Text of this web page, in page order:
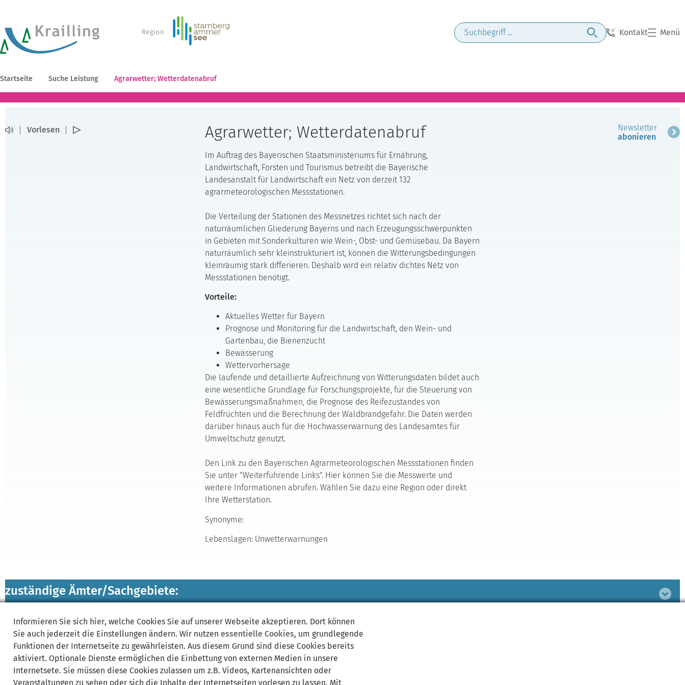
Kontakt Menü
Startseite Suche Leistung Agrarwetter; Wetterdatenabruf
Vorlesen Agrarwetter; Wetterdatenabruf
Im Auftrag des Bayerischen Staatsministeriums für Ernährung,
Landwirtschaft, Forsten und Tourismus betreibt die Bayerische
Landesanstalt für Landwirtschaft ein Netz von derzeit 132
agrarmeteorologischen Messstationen.
Die Verteilung der Stationen des Messnetzes richtet sich nach der
naturräumlichen Gliederung Bayerns und nach Erzeugungsschwerpunkten
in Gebieten mit Sonderkulturen wie Wein-, Obst- und Gemüsebau. Da Bayern
naturräumlich sehr kleinstrukturiert ist, können die Witterungsbedingungen
kleinräumig stark differieren. Deshalb wird ein relativ dichtes Netz von
Messstationen benötigt.
Vorteile:
Aktuelles Wetter für Bayern
Prognose und Monitoring für die Landwirtschaft, den Wein- und
Gartenbau, die Bienenzucht
Bewässerung
Wettervorhersage
Die laufende und detaillierte Aufzeichnung von Witterungsdaten bildet auch
eine wesentliche Grundlage für Forschungsprojekte, für die Steuerung von
Bewässerungsmaßnahmen, die Prognose des Reifezustandes von
Feldfrüchten und die Berechnung der Waldbrandgefahr. Die Daten werden
darüber hinaus auch für die Hochwasserwarnung des Landesamtes für
Umweltschutz genutzt.
Den Link zu den Bayerischen Agrarmeteorologischen Messstationen finden
Sie unter "Weiterführende Links". Hier können Sie die Messwerte und
weitere Informationen abrufen. Wählen Sie dazu eine Region oder direkt
Ihre Wetterstation.
Synonyme:
Lebenslagen: Unwetterwarnungen
Newsletter
abonieren
ausklappen
zuständige Ämter/Sachgebiete:
Lebenslagen:
Informieren Sie sich hier, welche Cookies Sie auf unserer Webseite akzeptieren. Dort können
Sie auch jederzeit die Einstellungen ändern. Wir nutzen essentielle Cookies, um grundlegende
Funktionen der Internetseite zu gewährleisten. Aus diesem Grund sind diese Cookies bereits
aktiviert. Optionale Dienste ermöglichen die Einbettung von externen Medien in unsere
Internetsete. Sie müssen diese Cookies zulassen um z.B. Videos, Kartenansichten oder
Veranstaltungen zu sehen oder sich die Inhalte der Internetseiten vorlesen zu lassen. Mit